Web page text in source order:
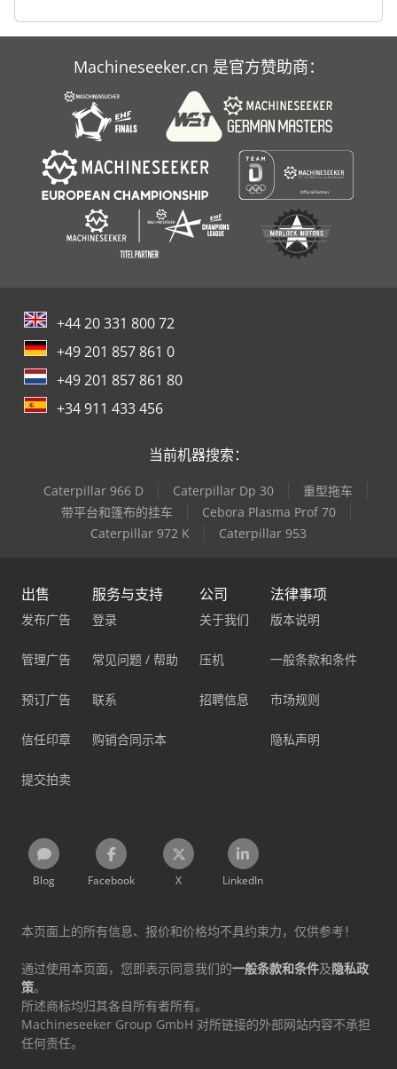
Machineseeker.cn 是官方赞助商：
+44 20 331 800 72
+49 201 857 861 0
+49 201 857 861 80
+34 911 433 456
当前机器搜索：
Caterpillar 966 D Caterpillar Dp 30
重型拖车
带平台和篷布的挂车
Cebora Plasma Prof 70
Caterpillar 972 K
Caterpillar 953
出售
发布广告
管理广告
预订广告
信任印章
提交拍卖
服务与支持
登录
常见问题 / 帮助
联系
购销合同示本
公司
关于我们
压机
招聘信息
法律事项
版本说明
一般条款和条件
市场规则
隐私声明
Blog Facebook X LinkedIn
本页面上的所有信息、报价和价格均不具约束力，仅供参考！
通过使用本页面，您即表示同意我们的一般条款和条件及隐私政
策。
所述商标均归其各自所有者所有。
Machineseeker Group GmbH 对所链接的外部网站内容不承担
任何责任。